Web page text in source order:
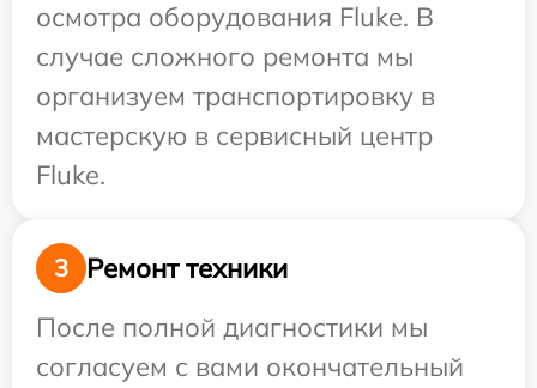
осмотра оборудования Fluke. В
случае сложного ремонта мы
организуем транспортировку в
мастерскую в сервисный центр
Fluke.
3
Ремонт техники
После полной диагностики мы
согласуем с вами окончательный